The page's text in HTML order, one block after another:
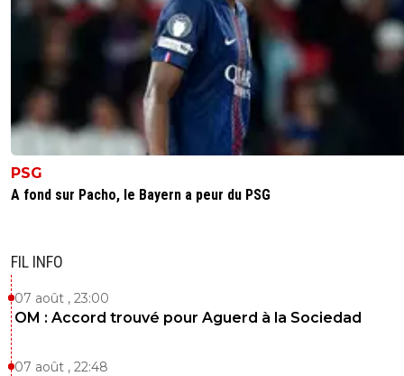
PSG
A fond sur Pacho, le Bayern a peur du PSG
FIL INFO
07 août , 23:00
OM : Accord trouvé pour Aguerd à la Sociedad
07 août , 22:48